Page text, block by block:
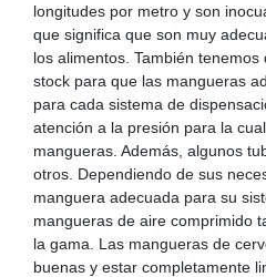
longitudes por metro y son
que significa que son muy
los alimentos. También
stock para que las mangueras
para cada sistema de
atención a la presión para la
mangueras. Además, algunos
otros. Dependiendo de sus
manguera adecuada para su
mangueras de aire comprimido
la gama. Las mangueras de
buenas y estar completamente